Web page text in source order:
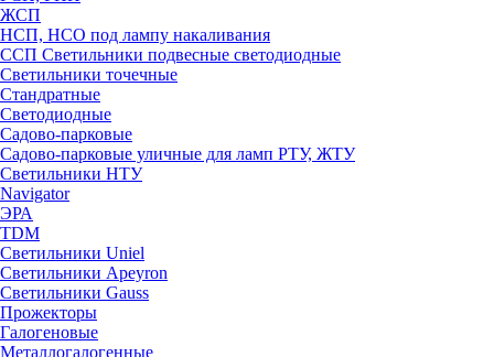
ЖСП
НСП, НСО под лампу накаливания
ССП Светильники подвесные светодиодные
Светильники точечные
Стандратные
Светодиодные
Садово-парковые
Садово-парковые уличные для ламп РТУ, ЖТУ
Светильники НТУ
Navigator
ЭРА
TDM
Светильники Uniel
Светильники Apeyron
Светильники Gauss
Прожекторы
Галогеновые
Металлогалогенные